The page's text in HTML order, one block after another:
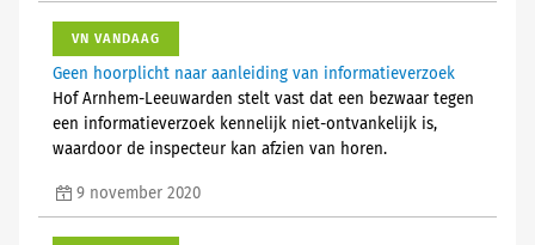
VN VANDAAG
Geen hoorplicht naar aanleiding van informatieverzoek
Hof Arnhem-Leeuwarden stelt vast dat een bezwaar tegen
een informatieverzoek kennelijk niet-ontvankelijk is,
waardoor de inspecteur kan afzien van horen.
9 november 2020